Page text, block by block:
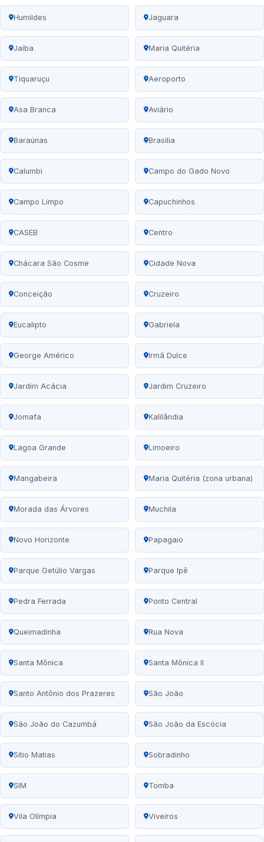
Humildes Jaguara
Jaíba Maria Quitéria
Tiquaruçu Aeroporto
Asa Branca Aviário
Baraúnas Brasília
Calumbi Campo do Gado Novo
Campo Limpo Capuchinhos
CASEB Centro
Chácara São Cosme Cidade Nova
Conceição Cruzeiro
Eucalipto Gabriela
George Américo Irmã Dulce
Jardim Acácia Jardim Cruzeiro
Jomafa Kalilândia
Lagoa Grande Limoeiro
Mangabeira Maria Quitéria (zona urbana)
Morada das Árvores Muchila
Novo Horizonte Papagaio
Parque Getúlio Vargas Parque Ipê
Pedra Ferrada Ponto Central
Queimadinha Rua Nova
Santa Mônica Santa Mônica II
Santo Antônio dos Prazeres São João
São João do Cazumbá São João da Escócia
Sítio Matias Sobradinho
SIM Tomba
Vila Olímpia Viveiros